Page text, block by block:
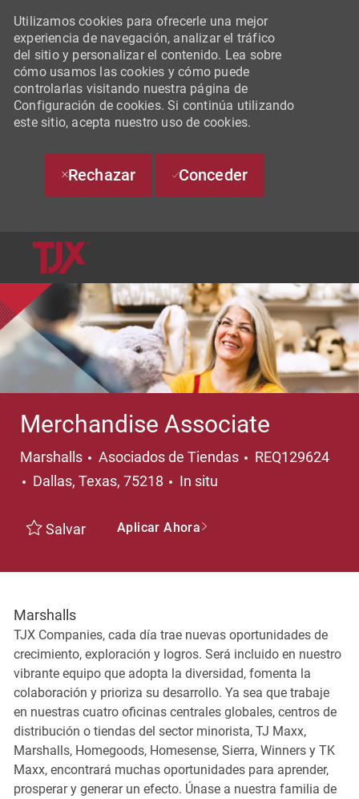
Utilizamos cookies para ofrecerle una mejor
experiencia de navegación, analizar el tráfico
del sitio y personalizar el contenido. Lea sobre
cómo usamos las cookies y cómo puede
controlarlas visitando nuestra página de
Configuración de cookies. Si continúa utilizando
este sitio, acepta nuestro uso de cookies.
Rechazar Conceder
Merchandise Associate
Marshalls Categoría
Asociados de Tiendas
REQ129624
Ubicación
Dallas, Texas, 75218 In situ
Salvar Aplicar Ahora
Marshalls
TJX Companies, cada día trae nuevas oportunidades de
crecimiento, exploración y logros. Será incluido en nuestro
vibrante equipo que adopta la diversidad, fomenta la
colaboración y prioriza su desarrollo. Ya sea que trabaje
en nuestras cuatro oficinas centrales globales, centros de
distribución o tiendas del sector minorista, TJ Maxx,
Marshalls, Homegoods, Homesense, Sierra, Winners y TK
Maxx, encontrará muchas oportunidades para aprender,
prosperar y generar un efecto. Únase a nuestra familia de